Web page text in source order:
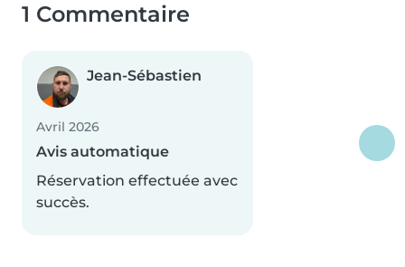
1 Commentaire
Jean-Sébastien
Avril 2026
Avis automatique
Réservation effectuée avec
succès.